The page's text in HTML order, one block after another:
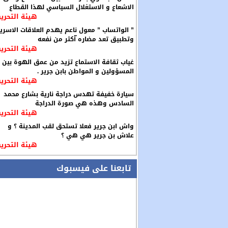
الاشعاع و الاستغلال السياسي لهذا القطاع
هيئة
” الواتساب ” معول ناعم يهدم العلاقات
وتطبيق تعد مضاره ّأكثر من نفعه
هيئة
غياب ثقافة الاستماع تزيد من عمق الهوة بين
المسؤولين و المواطن بابن جرير .
هيئة
سيارة خفيفة تهدس دراجة نارية بشارع محمد
السادس وهذه هي صورة الدراجة
هيئة
واش ابن جرير فعلا تستحق لقب المدينة ؟ و
علاش بن جرير هي هي ؟
هيئة
تابعنا على فيسبوك